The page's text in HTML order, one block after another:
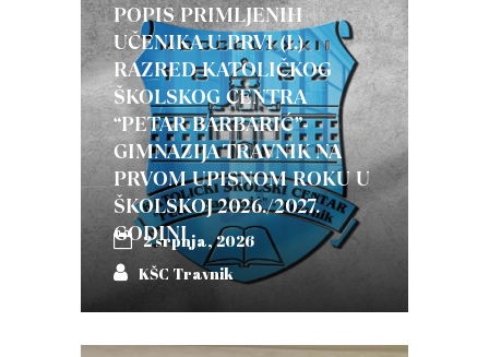
POPIS PRIMLJENIH
UČENIKA U PRVI (I.)
RAZRED KATOLIČKOG
ŠKOLSKOG CENTRA
“PETAR BARBARIĆ”-
GIMNAZIJA TRAVNIK NA
PRVOM UPISNOM ROKU U
ŠKOLSKOJ 2026./2027.
GODINI
2 srpnja, 2026
KŠC Travnik